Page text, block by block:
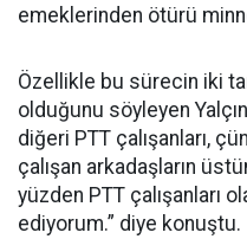
emeklerinden ötürü
Özellikle bu sürecin iki
olduğunu söyleyen
diğeri PTT çalışanları,
çalışan arkadaşların
yüzden PTT çalışanları
ediyorum.” diye konuştu.